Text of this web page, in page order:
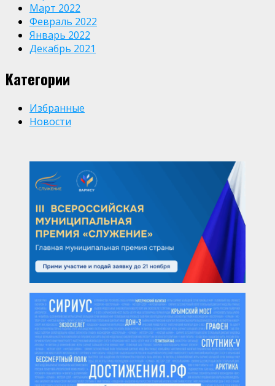
Март 2022
Февраль 2022
Январь 2022
Декабрь 2021
Категории
Избранные
Новости